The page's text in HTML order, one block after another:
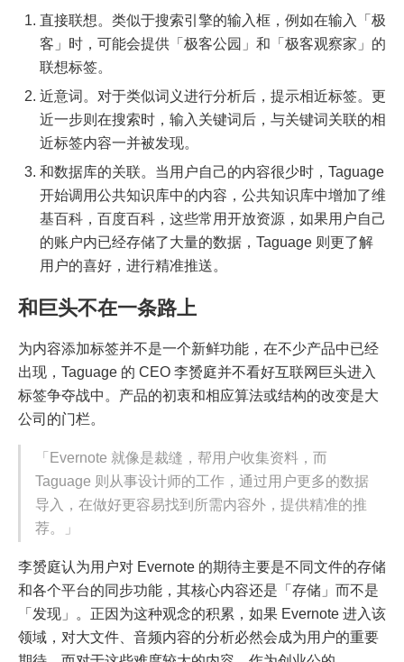
直接联想。类似于搜索引擎的输入框，例如在输入「极
客」时，可能会提供「极客公园」和「极客观察家」的
联想标签。
近意词。对于类似词义进行分析后，提示相近标签。更
近一步则在搜索时，输入关键词后，与关键词关联的相
近标签内容一并被发现。
和数据库的关联。当用户自己的内容很少时，Taguage
开始调用公共知识库中的内容，公共知识库中增加了维
基百科，百度百科，这些常用开放资源，如果用户自己
的账户内已经存储了大量的数据，Taguage 则更了解
用户的喜好，进行精准推送。
和巨头不在一条路上
为内容添加标签并不是一个新鲜功能，在不少产品中已经
出现，Taguage 的 CEO 李赟庭并不看好互联网巨头进入
标签争夺战中。产品的初衷和相应算法或结构的改变是大
公司的门栏。
「Evernote 就像是裁缝，帮用户收集资料，而
Taguage 则从事设计师的工作，通过用户更多的数据
导入，在做好更容易找到所需内容外，提供精准的推
荐。」
李赟庭认为用户对 Evernote 的期待主要是不同文件的存储
和各个平台的同步功能，其核心内容还是「存储」而不是
「发现」。正因为这种观念的积累，如果 Evernote 进入该
领域，对大文件、音频内容的分析必然会成为用户的重要